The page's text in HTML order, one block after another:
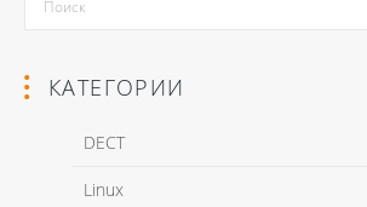
КАТЕГОРИИ
DECT
Linux